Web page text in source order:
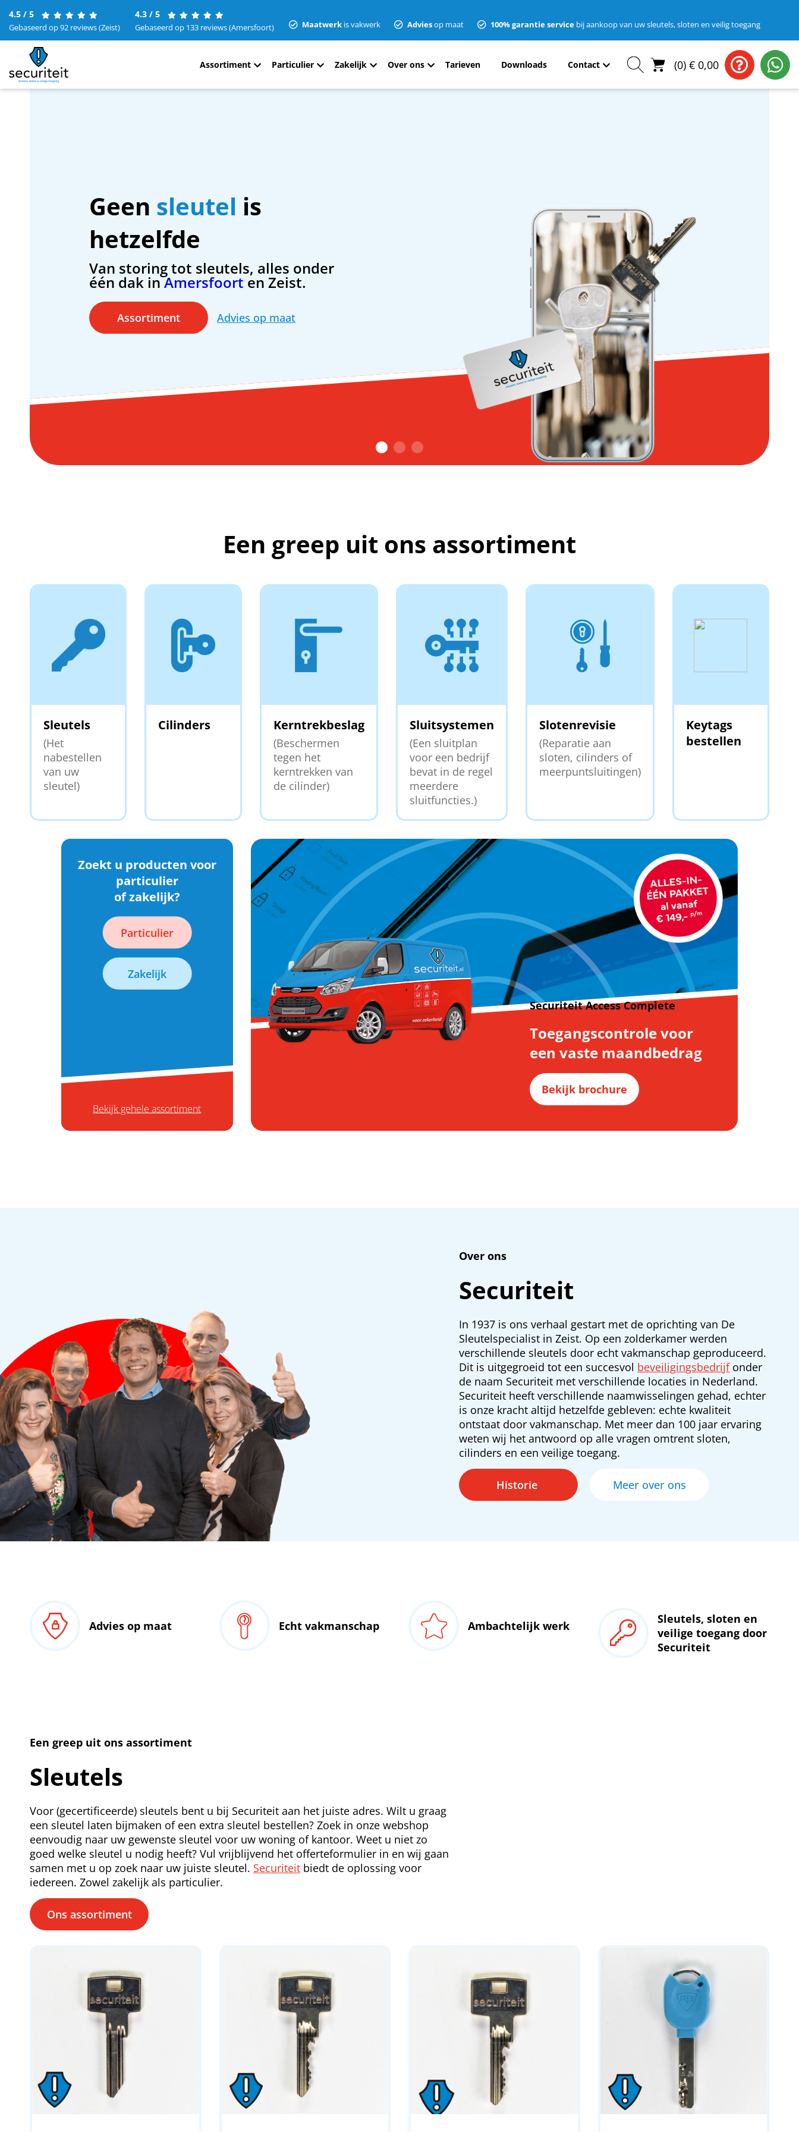
4.5 / 5
Gebaseerd op 92 reviews (Zeist)
4.3 / 5
Gebaseerd op 133 reviews (Amersfoort) Maatwerk is vakwerk Adviesop maat 100% garantie service bij aankoop van uw sleutels, sloten en veilig toegang
Assortiment Particulier Zakelijk Over ons Tarieven Downloads Contact (0) € 0,00
Geen sleutel is
hetzelfde
Van storing tot sleutels, alles onder
één dak inAmersfoort en Zeist.
Assortiment Advies op maat
Een greep uit ons assortiment
Sleutels
(Het
nabestellen
van uw
sleutel)
Cilinders Kerntrekbeslag
(Beschermen
tegen het
kerntrekken van
de cilinder)
Sluitsystemen
(Een sluitplan
voor een bedrijf
bevat in de regel
meerdere
sluitfuncties.)
Slotenrevisie
(Reparatie aan
sloten, cilinders of
meerpuntsluitingen)
Keytags
bestellen
Zoekt u producten voor
particulier
of zakelijk?
Particulier
Zakelijk
Bekijk gehele assortiment
Securiteit Access Complete
Toegangscontrole voor
een vaste maandbedrag
Bekijk brochure
Over ons
Securiteit
In 1937 is ons verhaal gestart met de oprichting van De
Sleutelspecialist in Zeist. Op een zolderkamer werden
verschillende sleutels door echt vakmanschap geproduceerd.
Dit is uitgegroeid tot een succesvol beveiligingsbedrijfonder
de naam Securiteit met verschillende locaties in Nederland.
Securiteit heeft verschillende naamwisselingen gehad, echter
is onze kracht altijd hetzelfde gebleven: echte kwaliteit
ontstaat door vakmanschap. Met meer dan 100 jaar ervaring
weten wij het antwoord op alle vragen omtrent sloten,
cilinders en een veilige toegang.
Historie Meer over ons
Advies op maat Echt vakmanschap Ambachtelijk werk
Sleutels, sloten en
veilige toegang door
Securiteit
Een greep uit ons assortiment
Sleutels
Voor (gecertificeerde) sleutels bent u bij Securiteit aan het juiste adres. Wilt u graag
een sleutel laten bijmaken of een extra sleutel bestellen? Zoek in onze webshop
eenvoudig naar uw gewenste sleutel voor uw woning of kantoor. Weet u niet zo
goed welke sleutel u nodig heeft? Vul vrijblijvend het offerteformulier in en wij gaan
samen met u op zoek naar uw juiste sleutel. Securiteit biedt de oplossing voor
iedereen. Zowel zakelijk als particulier.
Ons assortiment